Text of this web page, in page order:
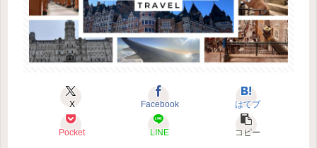
X Facebook はてブ
Pocket LINE コピー